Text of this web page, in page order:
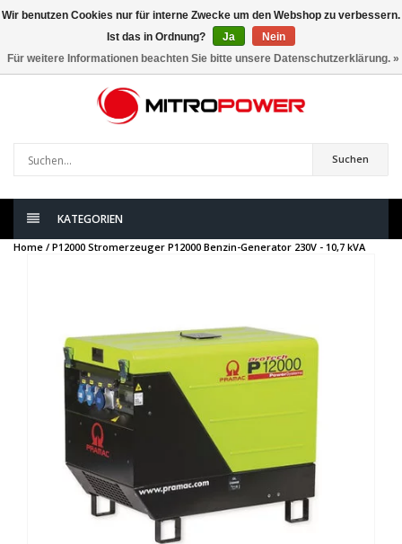
artikel
Suchen
KATEGORIEN
Home / P12000 Stromerzeuger P12000 Benzin-Generator 230V - 10,7 kVA
Wir benutzen Cookies nur für interne Zwecke um den Webshop zu verbessern.
Ist das in Ordnung?
Ja
Nein
Für weitere Informationen beachten Sie bitte unsere Datenschutzerklärung. »